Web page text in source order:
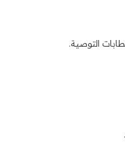
التوصية.